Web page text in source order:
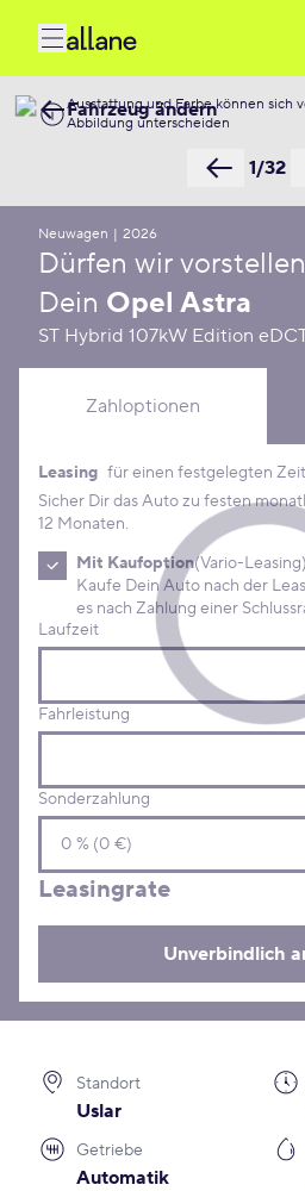
Ausstattung und Farbe können sich
Abbildung unterscheiden
1/32
Fahrzeug ändern
Neuwagen | 2026
Dürfen wir
Dein Opel Astra
ST Hybrid 107kW Edition
Zahloptionen
Leasing Konditionen
Leasing für einen festgelegten
Sicher Dir das Auto zu festen
12 Monaten.
Mit Kaufoption(Vario-Leasing)
Kaufe Dein Auto nach der Leasing-
Laufzeit
Fahrleistung
Sonderzahlung
Leasingrate
Unverbindlich
Standort
Uslar
Getriebe
Automatik